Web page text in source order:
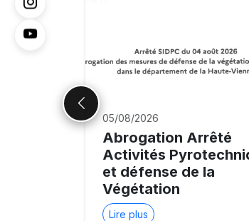
05/08/2026
Abrogation Arrêté
Activités
et défense de la
Végétation
Lire plus